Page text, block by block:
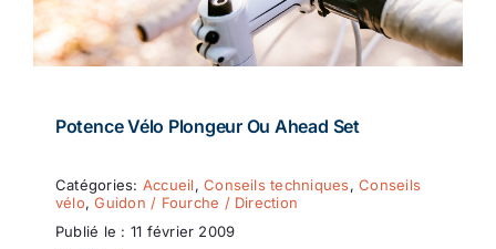
Potence Vélo Plongeur Ou Ahead Set
Catégories: Accueil,Conseils techniques,Conseils
vélo,Guidon / Fourche / Direction
Publié le : 11 février 2009